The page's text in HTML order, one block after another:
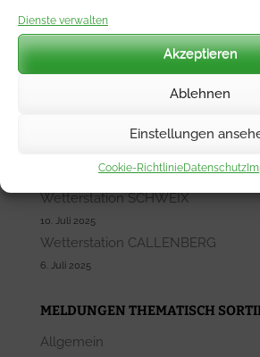
Dienste verwalten
Akzeptieren
Ablehnen
Einstellungen
Cookie-RichtlinieDatenschutz
Wetterstation SCHWEIX
10. Juli 2025
Wetterstation CALLENBERG
6. Juli 2025
MELDUNGEN THEMATISCH
Allgemein